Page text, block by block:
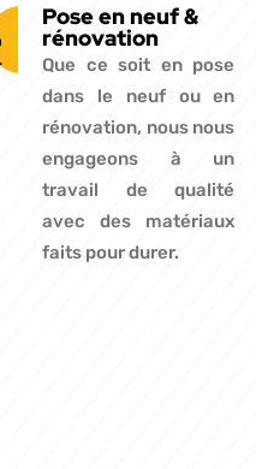
Pose en neuf &
rénovation
Que ce soit en pose
dans le neuf ou en
rénovation, nous nous
engageons à un
travail de qualité
avec des matériaux
faits pour durer.